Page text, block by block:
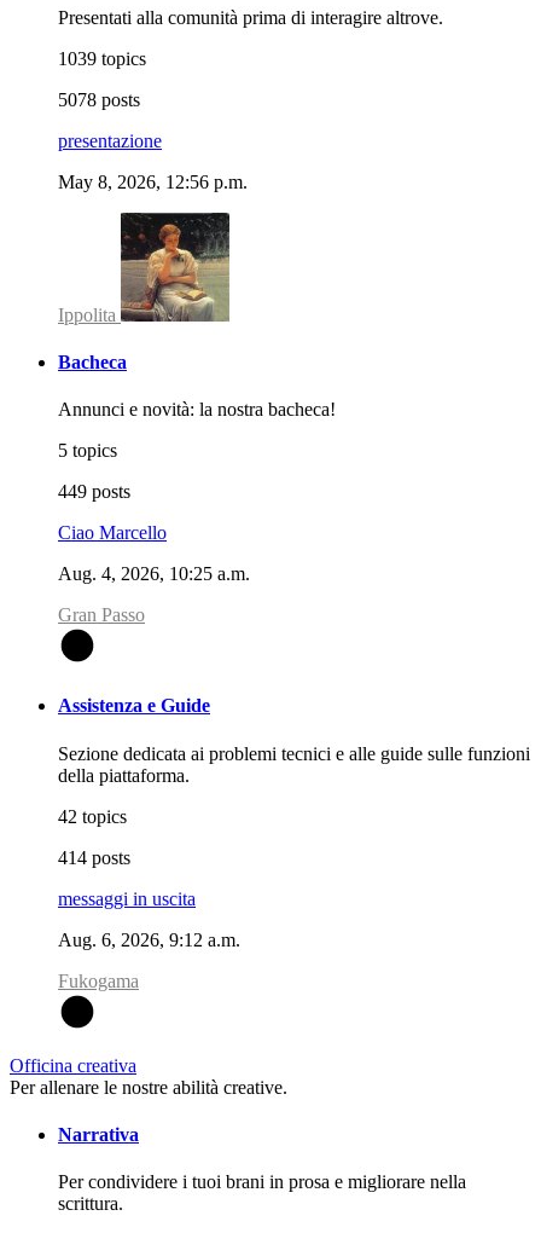
Presentati alla comunità prima di interagire altrove.
1039 topics
5078 posts
presentazione
May 8, 2026, 12:56 p.m.
Ippolita
Bacheca
Annunci e novità: la nostra bacheca!
5 topics
449 posts
Ciao Marcello
Aug. 4, 2026, 10:25 a.m.
Gran Passo
Assistenza e Guide
Sezione dedicata ai problemi tecnici e alle guide sulle funzioni
della piattaforma.
42 topics
414 posts
messaggi in uscita
Aug. 6, 2026, 9:12 a.m.
Fukogama
Officina creativa
Per allenare le nostre abilità creative.
Narrativa
Per condividere i tuoi brani in prosa e migliorare nella
scrittura.